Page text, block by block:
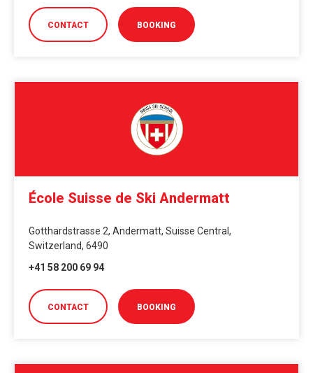
CONTACT BOOKING
École Suisse de Ski Andermatt
Gotthardstrasse 2, Andermatt, Suisse Central,
Switzerland, 6490
+41 58 200 69 94
CONTACT BOOKING